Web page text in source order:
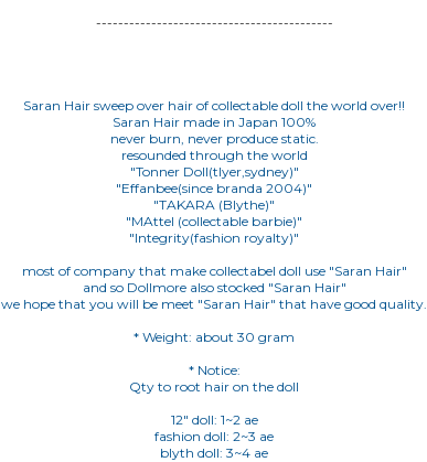
-------------------------------------------
Saran Hair sweep over hair of collectable doll the world over!!
Saran Hair made in Japan 100%
never burn, never produce static.
resounded through the world
"Tonner Doll(tlyer,sydney)"
"Effanbee(since branda 2004)"
"TAKARA (Blythe)"
"MAttel (collectable barbie)"
"Integrity(fashion royalty)"
most of company that make collectabel doll use "Saran Hair"
and so Dollmore also stocked "Saran Hair"
we hope that you will be meet "Saran Hair" that have good quality.
* Weight: about 30 gram
* Notice:
Qty to root hair on the doll
12" doll: 1~2 ae
fashion doll: 2~3 ae
blyth doll: 3~4 ae